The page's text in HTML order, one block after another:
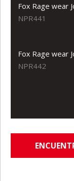
Fox Rage wear
NPR441
Fox Rage wear
NPR442